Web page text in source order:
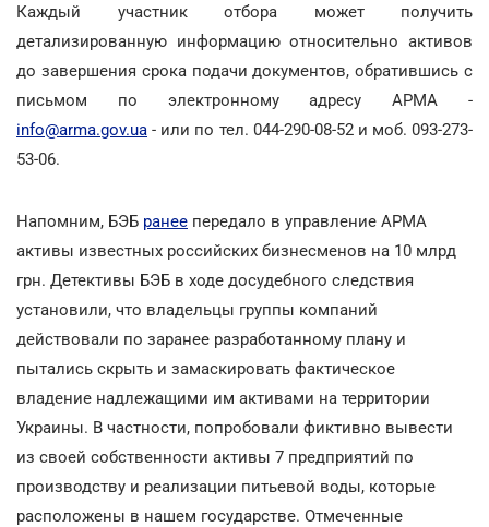
Каждый участник отбора может получить
детализированную информацию относительно активов
до завершения срока подачи документов, обратившись с
письмом по электронному адресу АРМА -
info@arma.gov.ua - или по тел. 044-290-08-52 и моб. 093-273-
53-06.
Напомним, БЭБ ранее передало в управление АРМА
активы известных российских бизнесменов на 10 млрд
грн. Детективы БЭБ в ходе досудебного следствия
установили, что владельцы группы компаний
действовали по заранее разработанному плану и
пытались скрыть и замаскировать фактическое
владение надлежащими им активами на территории
Украины. В частности, попробовали фиктивно вывести
из своей собственности активы 7 предприятий по
производству и реализации питьевой воды, которые
расположены в нашем государстве. Отмеченные